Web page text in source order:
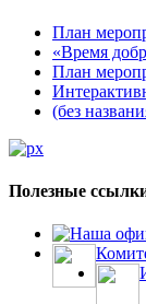
План
«Время
План
(без
Полезные
Наша